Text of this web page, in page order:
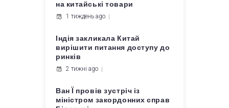
на китайські товари
1 тиждень ago
Індія закликала Китай
вирішити питання доступу до
ринків
2 тижні ago
Ван Ї провів зустріч із
міністром закордонних справ